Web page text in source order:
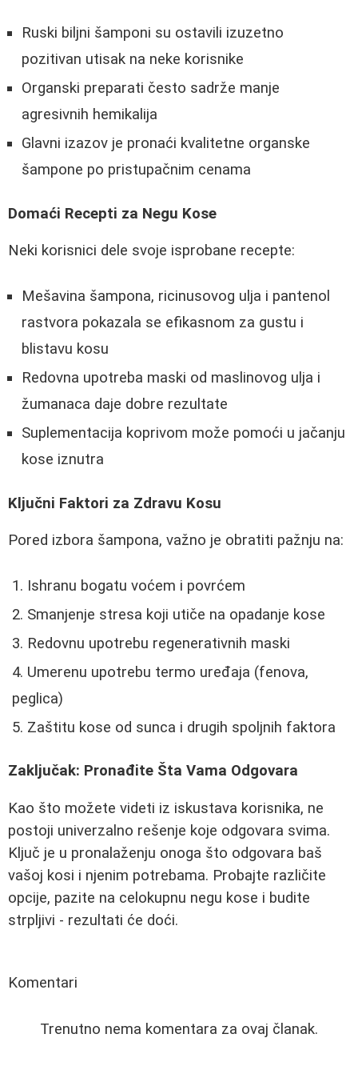
Ruski biljni šamponi su ostavili izuzetno
pozitivan utisak na neke korisnike
Organski preparati često sadrže manje
agresivnih hemikalija
Glavni izazov je pronaći kvalitetne organske
šampone po pristupačnim cenama
Domaći Recepti za Negu Kose
Neki korisnici dele svoje isprobane recepte:
Mešavina šampona, ricinusovog ulja i pantenol
rastvora pokazala se efikasnom za gustu i
blistavu kosu
Redovna upotreba maski od maslinovog ulja i
žumanaca daje dobre rezultate
Suplementacija koprivom može pomoći u jačanju
kose iznutra
Ključni Faktori za Zdravu Kosu
Pored izbora šampona, važno je obratiti pažnju na:
Ishranu bogatu voćem i povrćem
Smanjenje stresa koji utiče na opadanje kose
Redovnu upotrebu regenerativnih maski
Umerenu upotrebu termo uređaja (fenova,
peglica)
Zaštitu kose od sunca i drugih spoljnih faktora
Zaključak: Pronađite Šta Vama Odgovara
Kao što možete videti iz iskustava korisnika, ne
postoji univerzalno rešenje koje odgovara svima.
Ključ je u pronalaženju onoga što odgovara baš
vašoj kosi i njenim potrebama. Probajte različite
opcije, pazite na celokupnu negu kose i budite
strpljivi - rezultati će doći.
Komentari
Trenutno nema komentara za ovaj članak.